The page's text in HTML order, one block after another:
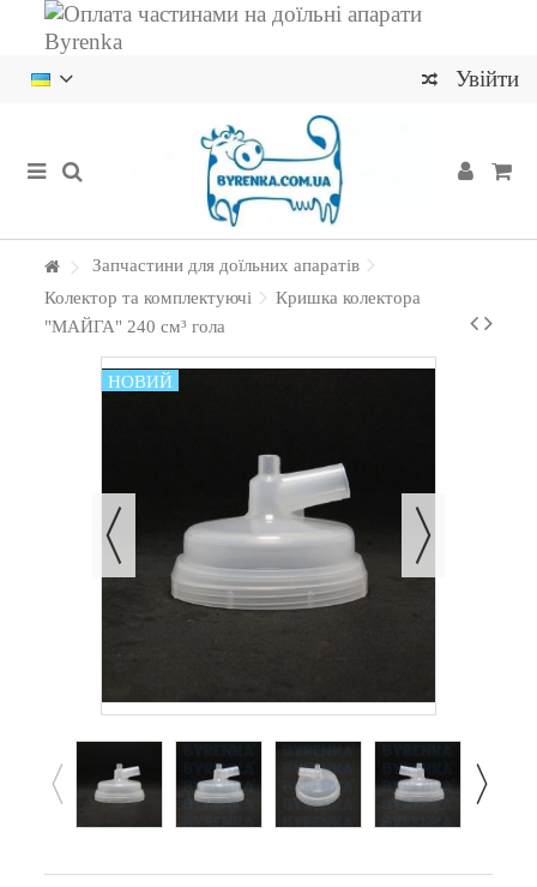
Увійти
Запчастини для доїльних апаратів
Колектор та комплектуючі
Кришка колектора
"МАЙГА" 240 см³ гола
НОВИЙ